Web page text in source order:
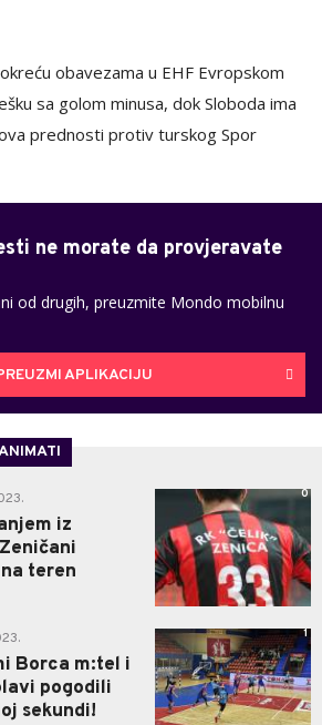
obavezama u EHF Evropskom
sa golom minusa, dok Sloboda ima
prednosti protiv turskog Spor
ne morate da provjeravate
od drugih, preuzmite Mondo mobilnu
APLIKACIJU
iz
teren
0
Borca m:tel i
pogodili
sekundi!
1